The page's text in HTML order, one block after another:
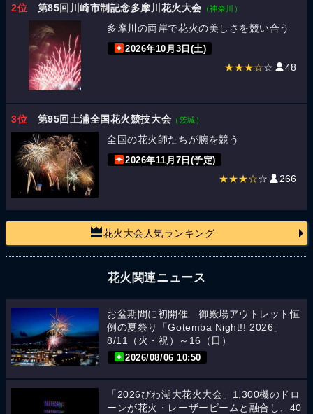
2位 第85回川崎市制記念多摩川花火大会 （神奈川）
多摩川の両岸で花火の美しさを競い合う
2026年10月3日(土)
★★★☆☆ 48
3位 第95回土浦全国花火競技大会 （茨城）
全国の花火師たちが腕を競う
2026年11月7日(予定)
★★★☆☆ 266
花火大会人気ランキング
花火関連ニュース
お盆期間に初開催 御殿場アウトレット恒
例の夏祭り「Gotemba Night!! 2026」
8/11（火・祝）～16（日）
2026/08/06 10:50
「2026びわ湖大花火大会」1,300機のドロ
ーンが花火・レーザービームと融合し、40